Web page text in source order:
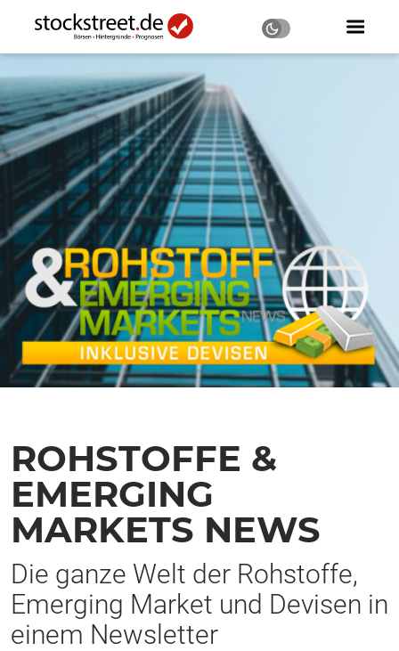
ROHSTOFFE &
EMERGING
MARKETS NEWS
Die ganze Welt der Rohstoffe,
Emerging Market und Devisen in
einem Newsletter